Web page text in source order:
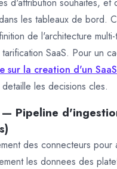
les tableaux de bord.
de l'architecture
SaaS. Pour un
sur la creation d'un
detaille les decisions cles.
— Pipeline
des connecteurs pour
les donnees des